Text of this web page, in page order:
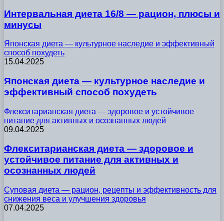
Интервальная диета 16/8 — рацион, плюсы и
минусы
Японская диета — культурное наследие и эффективный
способ похудеть
15.04.2025
Японская диета — культурное наследие и
эффективный способ похудеть
Флекситарианская диета — здоровое и устойчивое
питание для активных и осознанных людей
09.04.2025
Флекситарианская диета — здоровое и
устойчивое питание для активных и
осознанных людей
Суповая диета — рацион, рецепты и эффективность для
снижения веса и улучшения здоровья
07.04.2025